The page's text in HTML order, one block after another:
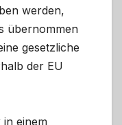
werden,
übernommen
gesetzliche
der EU
in einem